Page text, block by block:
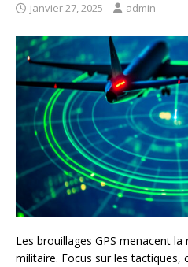
janvier 27, 2025 admin
Les brouillages GPS menacent
militaire. Focus sur les tactiques,